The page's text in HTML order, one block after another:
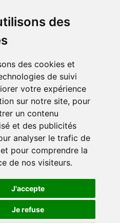
des
des cookies et
de suivi
votre expérience
sur notre site, pour
un contenu
et des publicités
analyser le trafic de
pour comprendre la
de nos visiteurs.
J'accepte
Je refuse
des soins. La démarche est
avec la maturité, elle devrait
comportements
bénéfices, les uns pour leur
en termes de
rentabilité.
ne
et sont
désolé